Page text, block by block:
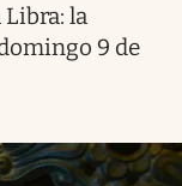
la
9 de